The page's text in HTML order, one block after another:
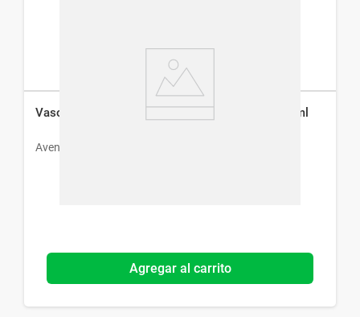
Vaso con Bombilla Avent Straw Cup Rojo x 200 ml
Avent
Agregar al carrito